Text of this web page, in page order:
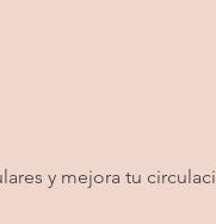
y mejora tu